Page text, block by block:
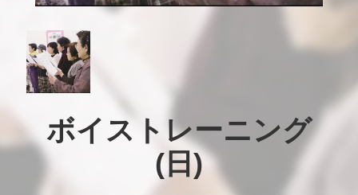
ボイストレーニング
(日)